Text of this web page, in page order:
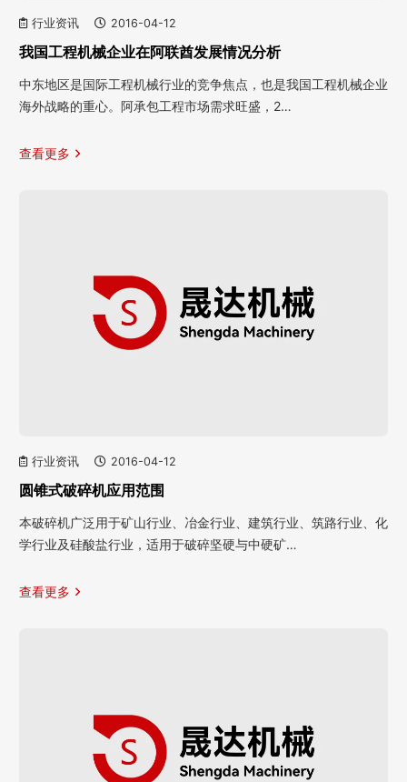
行业资讯 2016-04-12
我国工程机械企业在阿联酋发展情况分析
中东地区是国际工程机械行业的竞争焦点，也是我国工程机械企业
海外战略的重心。阿承包工程市场需求旺盛，2…
查看更多
行业资讯 2016-04-12
圆锥式破碎机应用范围
本破碎机广泛用于矿山行业、冶金行业、建筑行业、筑路行业、化
学行业及硅酸盐行业，适用于破碎坚硬与中硬矿…
查看更多